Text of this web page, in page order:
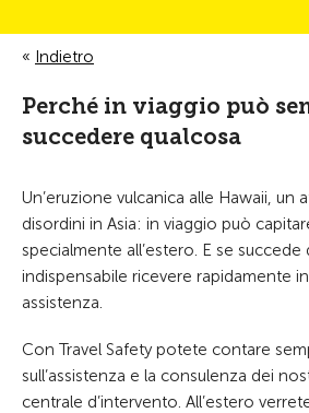
Indietro
Perché in viaggio può
succedere qualcosa
Un’eruzione vulcanica alle Hawaii, un
disordini in Asia: in viaggio può
specialmente all’estero. E se succede
indispensabile ricevere rapidamente
assistenza.
Con Travel Safety potete contare
sull’assistenza e la consulenza dei
centrale d’intervento. All’estero